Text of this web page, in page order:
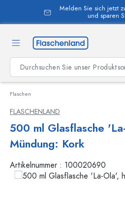
springen
Melden Sie sich jetzt
und sparen
Flaschen
FLASCHENLAND
500 ml Glasflasche
Mündung: Kork
Artikelnummer : 100020690